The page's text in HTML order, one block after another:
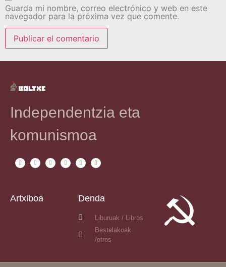
Guarda mi nombre, correo electrónico y web en este
navegador para la próxima vez que comente.
Independentzia eta
komunismoa
Artxiboa Denda
Liburuak / Libros
Bestelakoak
/otros